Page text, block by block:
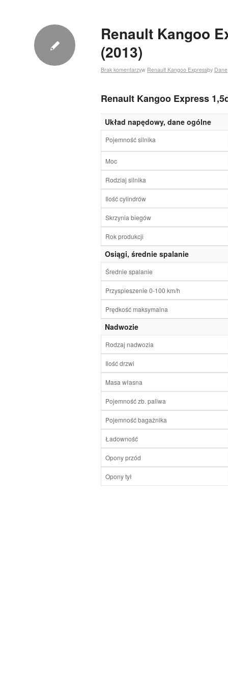
Renault Kangoo
(2013)
Brak komentarzyw Renault Kangoo Expressby Dane
Renault Kangoo Express
Układ napędowy, dane ogólne
Pojemność silnika
Moc
Rodziaj silnika
Ilość cylindrów
Skrzynia biegów
Rok produkcji
Osiągi, średnie spalanie
Średnie spalanie
Przyspieszenie 0-100 km/h
Prędkość maksymalna
Nadwozie
Rodzaj nadwozia
Ilość drzwi
Masa własna
Pojemność zb. paliwa
Pojemność bagażnika
Ładowność
Opony przód
Opony tył